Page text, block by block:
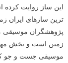
این ساز روایت کرده
ترین سازهای ایران
پژوهشگران موسیقی
زمین است و بخش
موسیقی جست و جو